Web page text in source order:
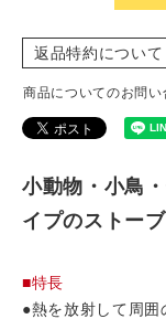
返品特約について
商品についてのお問い
小動物・小鳥
イプのストー
■特長
●熱を放射して周囲